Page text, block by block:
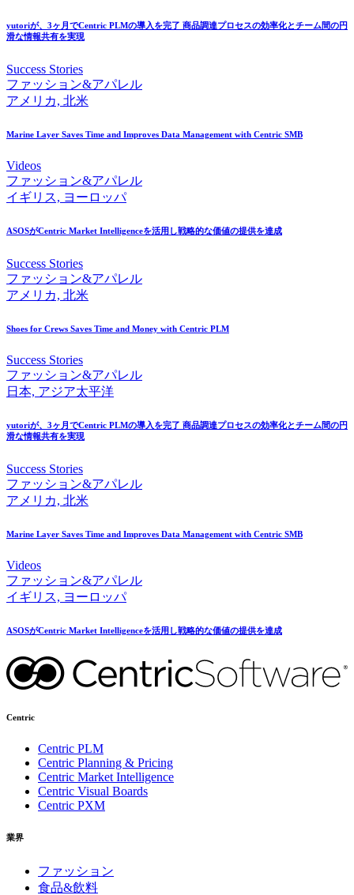
yutoriが、 3ヶ月でCentric PLMの導入を完了 商品調達プロセスの効率化とチーム間の円
滑な情報共有を実現
Success Stories
ファッション&アパレル
アメリカ, 北米
Marine Layer Saves Time and Improves Data Management with Centric SMB
Videos
ファッション&アパレル
イギリス, ヨーロッパ
ASOSがCentric Market Intelligenceを活用し戦略的な価値の提供を達成
Success Stories
ファッション&アパレル
アメリカ, 北米
Shoes for Crews Saves Time and Money with Centric PLM
Success Stories
ファッション&アパレル
日本, アジア太平洋
yutoriが、 3ヶ月でCentric PLMの導入を完了 商品調達プロセスの効率化とチーム間の円
滑な情報共有を実現
Success Stories
ファッション&アパレル
アメリカ, 北米
Marine Layer Saves Time and Improves Data Management with Centric SMB
Videos
ファッション&アパレル
イギリス, ヨーロッパ
ASOSがCentric Market Intelligenceを活用し戦略的な価値の提供を達成
Centric
Centric PLM
Centric Planning & Pricing
Centric Market Intelligence
Centric Visual Boards
Centric PXM
業界
ファッション
食品&飲料